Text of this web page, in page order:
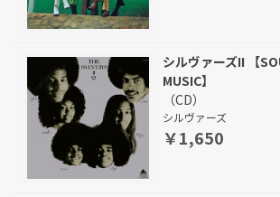
シルヴァーズII 【
MUSIC】
（CD）
シルヴァーズ
￥1,650